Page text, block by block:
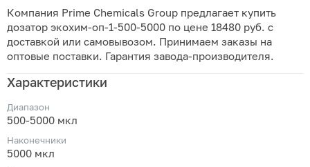
Компания Prime Chemicals Group предлагает купить
дозатор экохим-оп-1-500-5000 по цене 18480 руб. с
доставкой или самовывозом. Принимаем заказы на
оптовые поставки. Гарантия завода-производителя.
Характеристики
Диапазон
500-5000 мкл
Наконечники
5000 мкл